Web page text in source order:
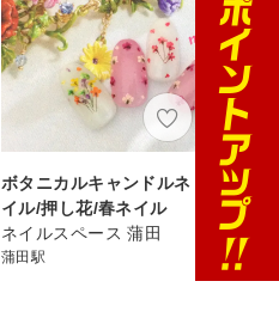
ボタニカルキャンドルネ
イル/押し花/春ネイル
ネイルスペース 蒲田
蒲田駅